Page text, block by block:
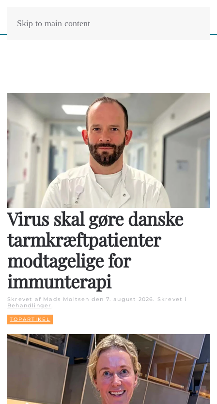
Skip to main content
Virus skal gøre danske
tarmkræftpatienter
modtagelige for
immunterapi
Skrevet af Mads Moltsen den 7. august 2026
. Skrevet i
Behandlinger
TOPARTIKEL